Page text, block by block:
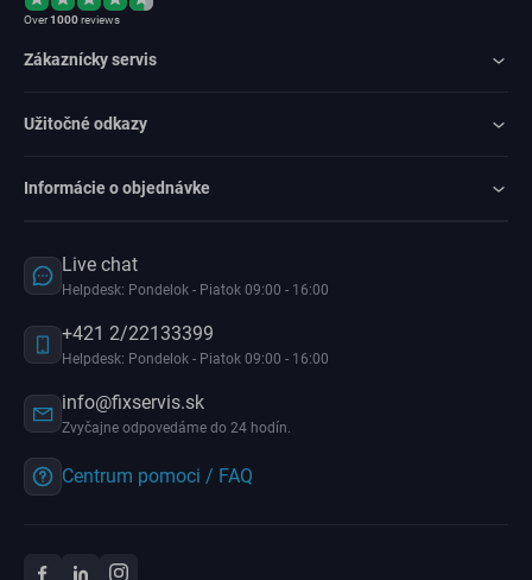
Over1000reviews
Zákaznícky servis
Užitočné odkazy
Informácie o objednávke
Live chat
Helpdesk: Pondelok - Piatok 09:00 - 16:00
+421 2/22133399
Helpdesk: Pondelok - Piatok 09:00 - 16:00
info@fixservis.sk
Zvyčajne odpovedáme do 24 hodín.
Centrum pomoci / FAQ